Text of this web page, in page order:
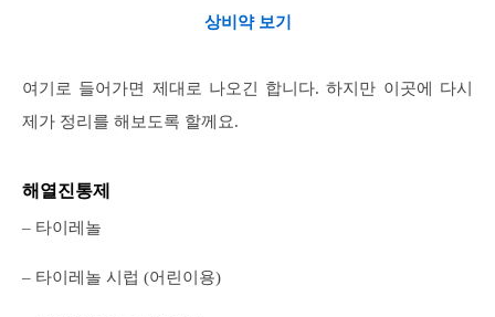
상비약 보기
여기로 들어가면 제대로 나오긴 합니다. 하지만 이곳에 다시
제가 정리를 해보도록 할께요.
해열진통제
– 타이레놀
– 타이레놀 시럽 (어린이용)